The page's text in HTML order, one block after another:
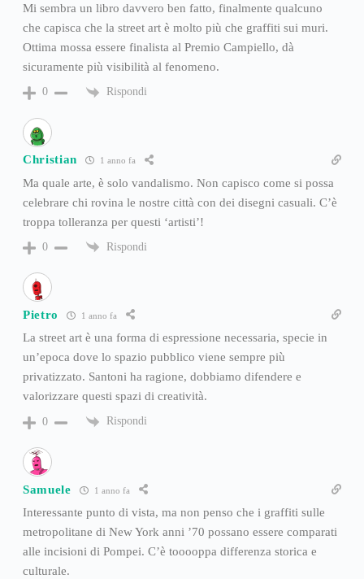
Mi sembra un libro davvero ben fatto, finalmente qualcuno
che capisca che la street art è molto più che graffiti sui muri.
Ottima mossa essere finalista al Premio Campiello, dà
sicuramente più visibilità al fenomeno.
0 Rispondi
Christian 1 anno fa
Ma quale arte, è solo vandalismo. Non capisco come si possa
celebrare chi rovina le nostre città con dei disegni casuali. C’è
troppa tolleranza per questi ‘artisti’!
0 Rispondi
Pietro 1 anno fa
La street art è una forma di espressione necessaria, specie in
un’epoca dove lo spazio pubblico viene sempre più
privatizzato. Santoni ha ragione, dobbiamo difendere e
valorizzare questi spazi di creatività.
0 Rispondi
Samuele 1 anno fa
Interessante punto di vista, ma non penso che i graffiti sulle
metropolitane di New York anni ’70 possano essere comparati
alle incisioni di Pompei. C’è tooooppa differenza storica e
culturale.